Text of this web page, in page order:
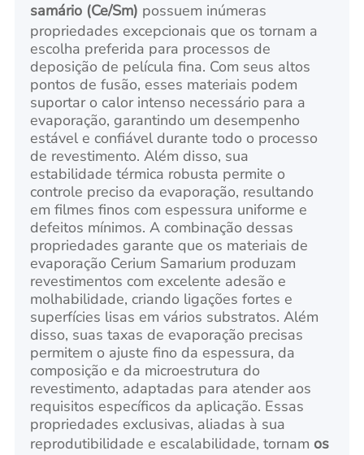
samário (Ce/Sm) possuem inúmeras
propriedades excepcionais que os tornam a
escolha preferida para processos de
deposição de película fina. Com seus altos
pontos de fusão, esses materiais podem
suportar o calor intenso necessário para a
evaporação, garantindo um desempenho
estável e confiável durante todo o processo
de revestimento. Além disso, sua
estabilidade térmica robusta permite o
controle preciso da evaporação, resultando
em filmes finos com espessura uniforme e
defeitos mínimos. A combinação dessas
propriedades garante que os materiais de
evaporação Cerium Samarium produzam
revestimentos com excelente adesão e
molhabilidade, criando ligações fortes e
superfícies lisas em vários substratos. Além
disso, suas taxas de evaporação precisas
permitem o ajuste fino da espessura, da
composição e da microestrutura do
revestimento, adaptadas para atender aos
requisitos específicos da aplicação. Essas
propriedades exclusivas, aliadas à sua
reprodutibilidade e escalabilidade, tornam os